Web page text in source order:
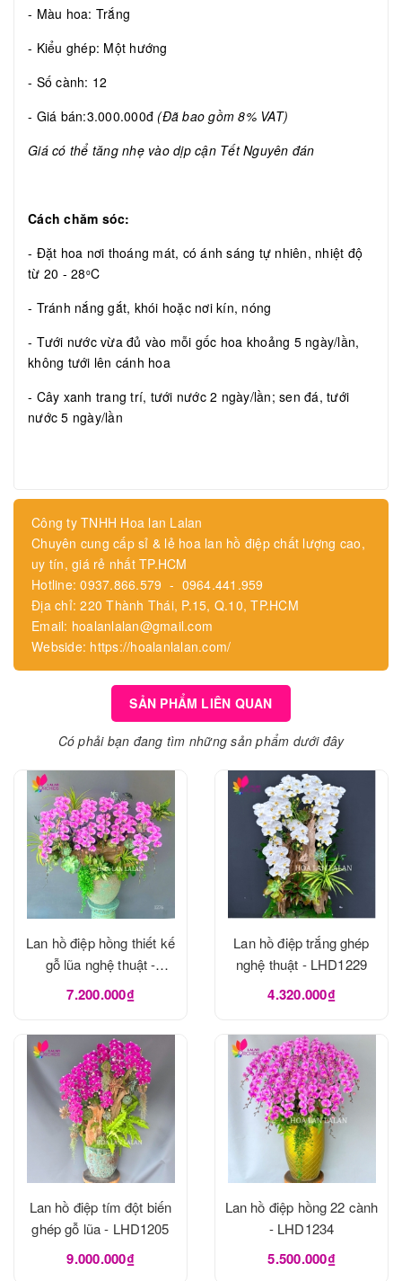
- Màu hoa: Trắng
- Kiểu ghép: Một hướng
- Số cành: 12
- Giá bán:3.000.000đ (Đã bao gồm 8% VAT)
Giá có thể tăng nhẹ vào dịp cận Tết Nguyên đán
Cách chăm sóc:
- Đặt hoa nơi thoáng mát, có ánh sáng tự nhiên, nhiệt độ
từ 20 - 28oC
- Tránh nắng gắt, khói hoặc nơi kín, nóng
- Tưới nước vừa đủ vào mỗi gốc hoa khoảng 5 ngày/lần,
không tưới lên cánh hoa
- Cây xanh trang trí, tưới nước 2 ngày/lần; sen đá, tưới
nước 5 ngày/lần
Công ty TNHH Hoa lan Lalan
Chuyên cung cấp sỉ & lẻ hoa lan hồ điệp chất lượng cao,
uy tín, giá rẻ nhất TP.HCM
Hotline: 0937.866.579 - 0964.441.959
Địa chỉ: 220 Thành Thái, P.15, Q.10, TP.HCM
Email: hoalanlalan@gmail.com
Webside: https://hoalanlalan.com/
SẢN PHẨM LIÊN QUAN
Có phải bạn đang tìm những sản phẩm dưới đây
Lan hồ điệp hồng thiết kế
gỗ lũa nghệ thuật -
LHD1273
7.200.000₫
Lan hồ điệp trắng ghép
nghệ thuật - LHD1229
4.320.000₫
Lan hồ điệp tím đột biến
ghép gỗ lũa - LHD1205
9.000.000₫
Lan hồ điệp hồng 22 cành
- LHD1234
5.500.000₫